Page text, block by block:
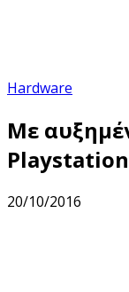
Hardware
Με
20/10/2016